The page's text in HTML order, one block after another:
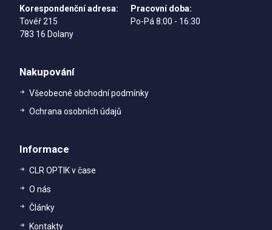
Korespondenční adresa:
Tovéř 215
783 16 Dolany
Pracovní doba:
Po-Pá 8:00 - 16:30
Nakupování
Všeobecné obchodní podmínky
Ochrana osobních údajů
Informace
CLR OPTIK v čase
O nás
Články
Kontakty